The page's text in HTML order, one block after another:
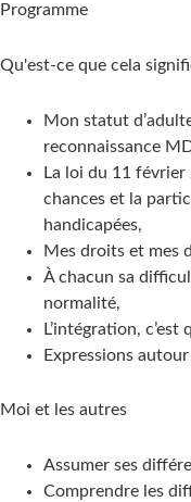
Programme
Qu'est-ce que cela
Mon statut
reconnaissance
La loi du 11 février
chances et la
handicapées,
Mes droits et mes
À chacun sa
normalité,
L’intégration,
Expressions
Moi et les autres
Assumer ses
Comprendre les